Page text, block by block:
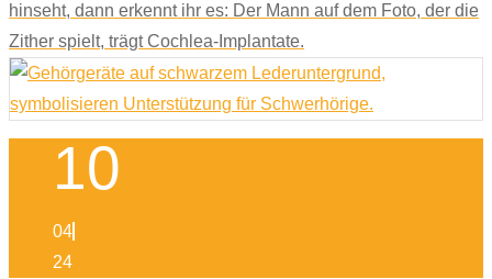
hinseht, dann erkennt ihr es: Der Mann auf dem Foto, der die
Zither spielt, trägt Cochlea-Implantate.
10
04
24